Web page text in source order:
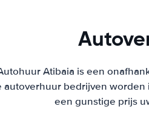
Atibaia is een
bedrijven worden
een gunstige prijs